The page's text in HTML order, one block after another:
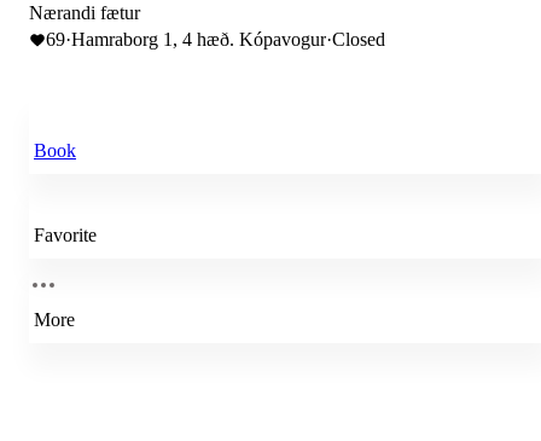
Nærandi fætur
69·Hamraborg 1, 4 hæð. Kópavogur·Closed
Book
Favorite
More